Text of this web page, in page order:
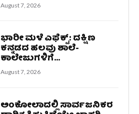
August 7, 2026
ಭಾರೀ ಮಳೆ ಎಫೆಕ್ಟ್: ದಕ್ಷಿಣ
ಕನ್ನಡದ ಹಲವು ಶಾಲೆ-
ಕಾಲೇಜುಗಳಿಗೆ...
August 7, 2026
ಅಂಕೋಲಾದಲ್ಲಿ ಸಾರ್ವಜನಿಕರ